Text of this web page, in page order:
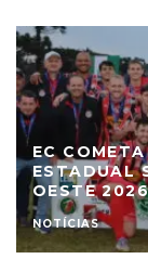
EC
ESTADUAL
OESTE
NOTÍCIAS